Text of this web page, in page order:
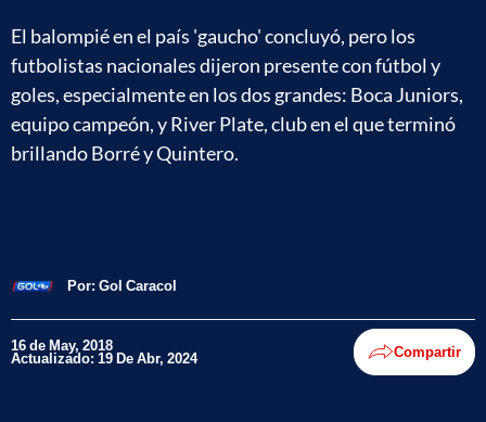
El balompié en el país 'gaucho' concluyó, pero los
futbolistas nacionales dijeron presente con fútbol y
goles, especialmente en los dos grandes: Boca Juniors,
equipo campeón, y River Plate, club en el que terminó
brillando Borré y Quintero.
Por: Gol Caracol
16 de May, 2018
Actualizado: 19 De Abr, 2024 Compartir